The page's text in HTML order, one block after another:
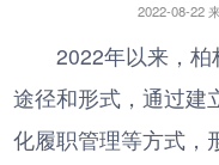
2022-08-22
2022年以来，
途径和形式，通过建
化履职管理等方式，